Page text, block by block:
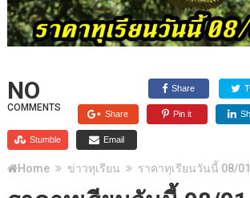
NO
COMMENTS
Share
Share Pin it
Stumble Email
Home ข่าวทุเรียน ราคาทุเรียนวันนี้ 08/